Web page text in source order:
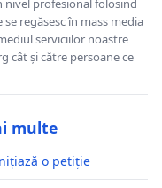
profesional folosind
regăsesc în mass media
serviciilor noastre
cât și către persoane ce
multe
o petiție